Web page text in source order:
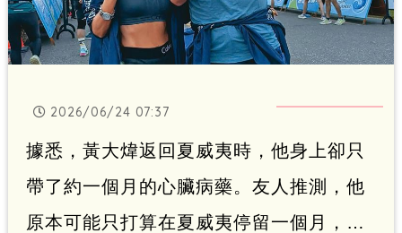
2026/06/24 07:37
據悉，黃大煒返回夏威夷時，他身上卻只
帶了約一個月的心臟病藥。友人推測，他
原本可能只打算在夏威夷停留一個月，之